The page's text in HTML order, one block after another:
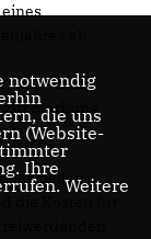
ab.
Umsetzung
Stärkung
die Kosten für
notwendig
die uns
(Website-
Ihre
Weitere